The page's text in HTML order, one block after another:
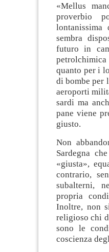
«Mellus
proverbio
lontanissima
sembra
futuro in
quanto per i
di bombe per
aeroporti
sardi ma
pane viene
giusto.
Non
Sardegna
«giusta»,
contrario,
subalterni,
propria
Inoltre, non
religioso chi
sono le
coscienza